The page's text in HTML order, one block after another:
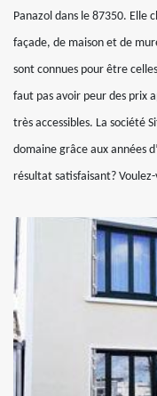
Panazol dans le 87350. Elle
façade, de maison et de
sont connues pour être
faut pas avoir peur des prix
très accessibles. La société
domaine grâce aux années
résultat satisfaisant?